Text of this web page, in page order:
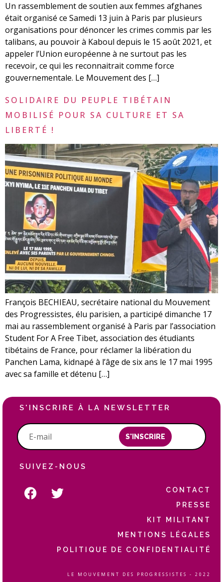
Un rassemblement de soutien aux femmes afghanes
était organisé ce Samedi 13 juin à Paris par plusieurs
organisations pour dénoncer les crimes commis par les
talibans, au pouvoir à Kaboul depuis le 15 août 2021, et
appeler l’Union européenne à ne surtout pas les
recevoir, ce qui les reconnaitrait comme force
gouvernementale. Le Mouvement des […]
SOLIDAIRE DU PEUPLE TIBÉTAIN
MOBILISÉ POUR SA CULTURE ET SA
LIBERTÉ !
François BECHIEAU, secrétaire national du Mouvement
des Progressistes, élu parisien, a participé dimanche 17
mai au rassemblement organisé à Paris par l’association
Student For A Free Tibet, association des étudiants
tibétains de France, pour réclamer la libération du
Panchen Lama, kidnapé à l’âge de six ans le 17 mai 1995
avec sa famille et détenu […]
S'INSCRIRE À LA NEWSLETTER
S'INSCRIRE
SUIVEZ-NOUS
CONTACT
PRESSE
KIT MILITANT
MENTIONS LÉGALES
POLITIQUE DE CONFIDENTIALITÉ
LE MOUVEMENT DES PROGRESSISTES - 2022